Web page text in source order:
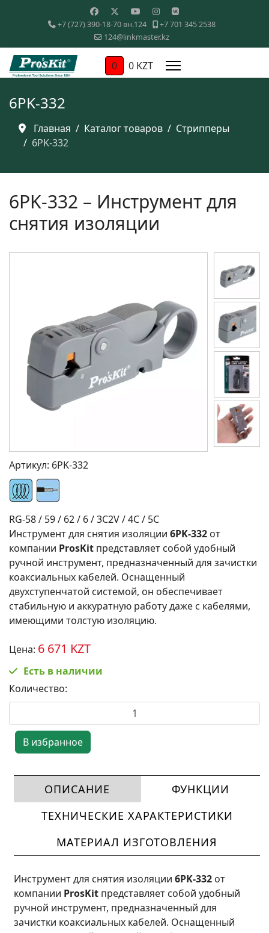
+7 (727) 390-18-70 вн.124
+7 701 345 2538
124@linkmaster.kz
0 0 KZT
6PK-332
Главная Каталог товаров
Стрипперы
6PK-332
6PK-332 – Инструмент для
снятия изоляции
Артикул: 6PK-332
RG-58 / 59 / 62 / 6 / 3C2V / 4C / 5C
Инструмент для снятия изоляции 6PK-332 от
компании ProsKit представляет собой удобный
ручной инструмент, предназначенный для зачистки
коаксиальных кабелей. Оснащенный
двухступенчатой системой, он обеспечивает
стабильную и аккуратную работу даже с кабелями,
имеющими толстую изоляцию.
Цена: 6 671 KZT
Есть в наличии
Количество:
ОПИСАНИЕ
ФУНКЦИИ
ТЕХНИЧЕСКИЕ ХАРАКТЕРИСТИКИ
МАТЕРИАЛ ИЗГОТОВЛЕНИЯ
Инструмент для снятия изоляции 6PK-332 от
компании ProsKit представляет собой удобный
ручной инструмент, предназначенный для
зачистки коаксиальных кабелей. Оснащенный